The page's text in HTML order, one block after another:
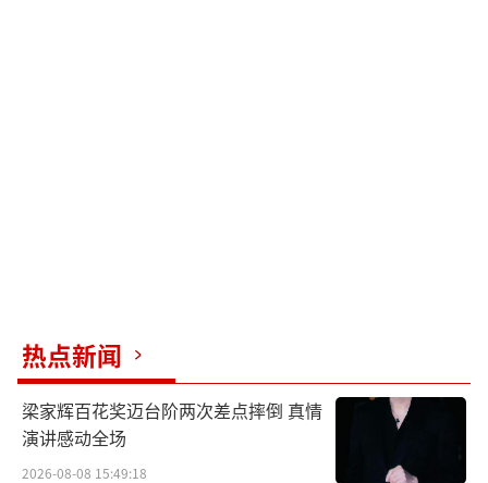
公司、天津猫眼微影文化传媒有限公司、上海
腾讯企鹅影视文化传播有限公司、青岛海发影
视文化有限公司、华夏电影发行有限责任公司
出品，影片持续热映中。
（责任编辑：郭一楠 CK001）
热点新闻
梁家辉百花奖迈台阶两次差点摔倒 真情
演讲感动全场
2026-08-08 15:49:18